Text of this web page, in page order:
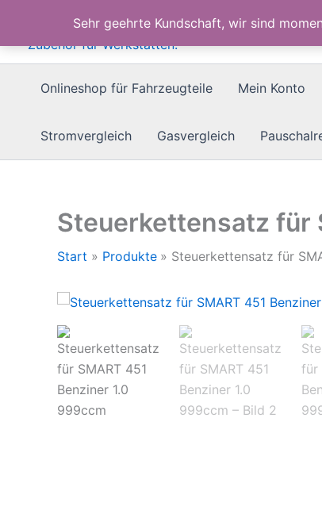
Sehr geehrte Kundschaft, wir sind
springen
Onlineshop für Fahrzeugteile Mein Konto
Stromvergleich Gasvergleich
Steuerkettensatz für
Start Produkte Steuerkettensatz für